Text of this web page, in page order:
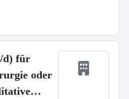
d) für
oder